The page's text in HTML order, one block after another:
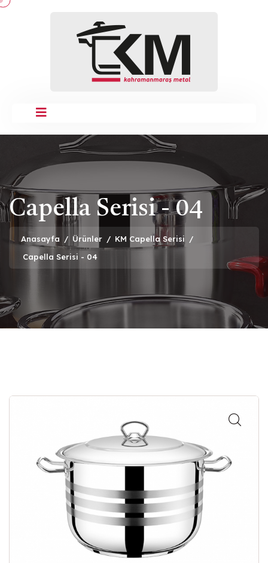
Capella Serisi - 04
Anasayfa / Ürünler / KM Capella Serisi
/
Capella Serisi - 04